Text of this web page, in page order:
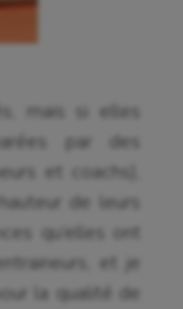
mais si elles
par des
et coachs),
de leurs
qu’elles ont
et je
la qualité de